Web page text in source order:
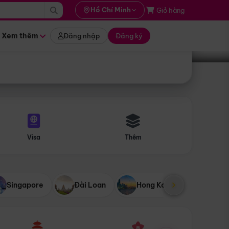
Hồ Chí Minh Giỏ hàng
Xem thêm Đăng nhập Đăng ký
Tìm tour
Visa Thêm
Singapore Đài Loan Hong Kong